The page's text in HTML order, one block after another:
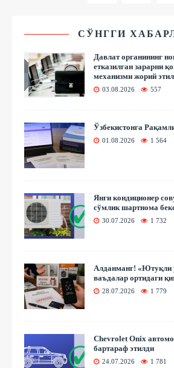
СЎНГГИ
Давлат органининг
етказилган зарарни
механизми жорий
03.08.2026 557
Ўзбекистонга
01.08.2026 1 564
Янги кондиционер
сўмлик шартнома
30.07.2026 1 732
Алданманг! «Ютуқли
ваъдалар ортидаги
28.07.2026 1 779
Chevrolet Onix
бартараф этилди
24.07.2026 1 781